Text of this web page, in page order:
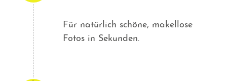
Für natürlich schöne, makellose
Fotos in Sekunden.